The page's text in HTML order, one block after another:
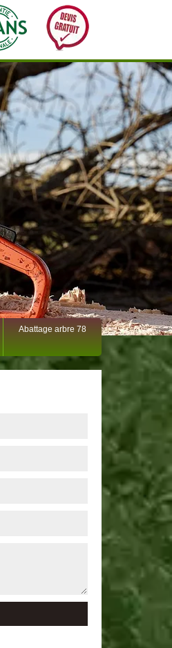
Abattage arbre 78